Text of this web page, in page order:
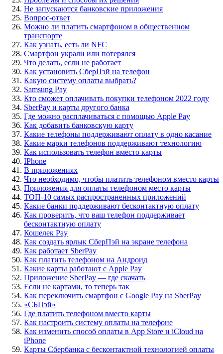
Не запускаются банковские приложения
Вопрос-ответ
Можно ли платить смартфоном в общественном
транспорте
Как узнать, есть ли NFC
Смартфон украли или потерялся
Что делать, если не работает
Как установить СберПэй на телефон
Какую систему оплаты выбрать?
Samsung Pay
Кто сможет оплачивать покупки телефоном 2022 году
SberPay и карты другого банка
Где можно расплачиваться с помощью Apple Pay
Как добавить банковскую карту
Какие телефоны поддерживают оплату в одно касание
Какие марки телефонов поддерживают технологию
Как использовать телефон вместо карты
IPhone
В приложениях
Что необходимо, чтобы платить телефоном вместо карты
Приложения для оплаты телефоном место карты
ТОП-10 самых распространенных приложений
Какие банки поддерживают бесконтактную оплату
Как проверить, что ваш телефон поддерживает
бесконтактную оплату
Кошелек Pay
Как создать ярлык СберПэй на экране телефона
Как работает SberPay
Как платить телефоном на Андроид
Какие карты работают с Apple Pay
Приложение SberPay — где скачать
Если не картами, то теперь так
Как переключить смартфон с Google Pay на SberPay
«СБПэй»
Где платить телефоном вместо карты
Как настроить систему оплаты на телефоне
Как изменить способ оплаты в App Store и iCloud на
iPhone
Карты Сбербанка с бесконтактной технологией оплаты